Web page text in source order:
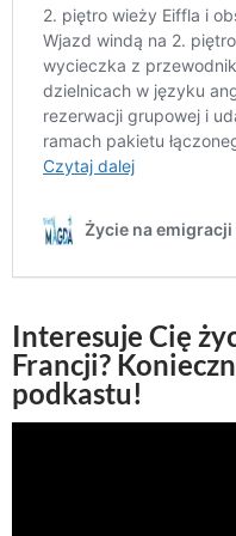
Interesuje Cię
Francji?
podkastu!